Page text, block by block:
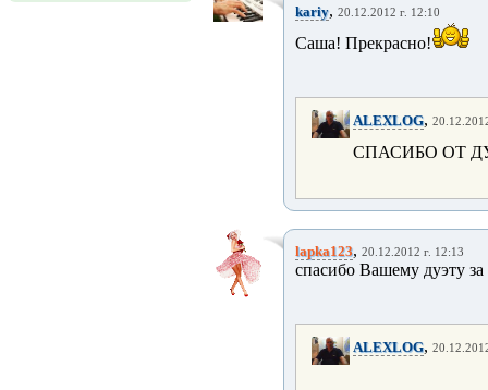
kariy, 20.12.2012 г. 12:10
Саша! Прекрасно!
ALEXLOG,
СПАСИБО ОТ
lapka123, 20.12.2012 г. 12:13
спасибо Вашему дуэту
ALEXLOG,